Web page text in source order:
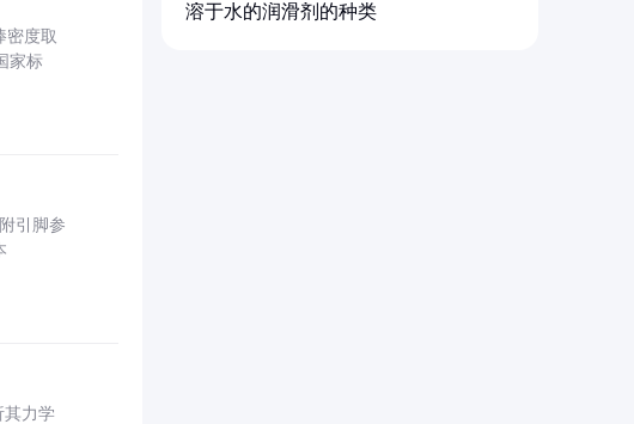
密度取
家标
引脚参
其力学
溶于水的润滑剂的种类